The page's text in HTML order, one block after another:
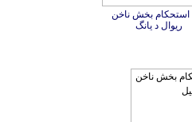
استحکام بخش ناخن
ریوال د یانگ